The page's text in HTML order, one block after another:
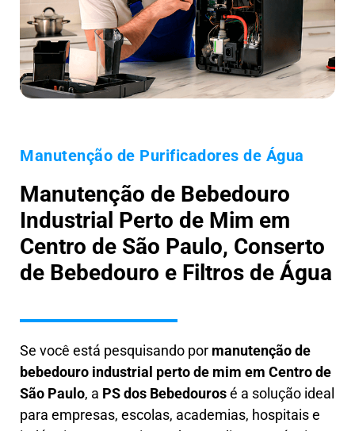
Manutenção de Purificadores de Água
Manutenção de Bebedouro
Industrial Perto de Mim em
Centro de São Paulo, Conserto
de Bebedouro e Filtros de Água
Se você está pesquisando por manutenção de
bebedouro industrial perto de mim em Centro de
São Paulo, a PS dos Bebedourosé a solução ideal
para empresas, escolas, academias, hospitais e